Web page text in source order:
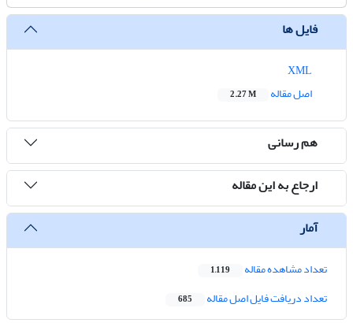
فایل ها
اصل مقاله
2.27 M
هم رسانی
ارجاع به این مقاله
آمار
تعداد مشاهده مقاله 1,119
تعداد دریافت فایل اصل مقاله 685